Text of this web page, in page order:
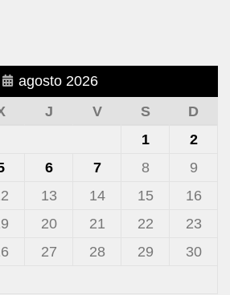
agosto 2026
J V S
D
1
2
6 7 8
9
13 14 15
16
20 21 22
23
27 28 29
30